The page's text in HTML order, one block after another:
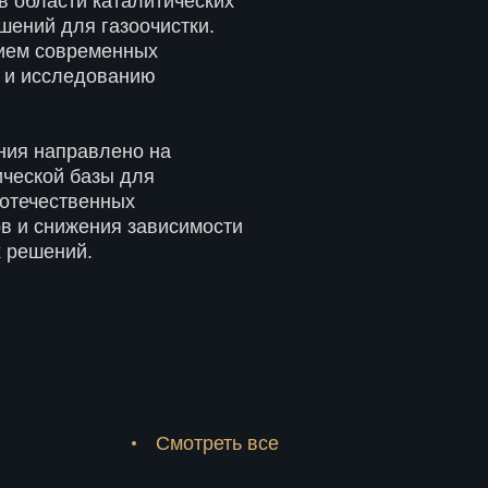
для газоочистки.
современных
и исследованию
направлено на
базы для
и снижения зависимости
решений.
Смотреть все